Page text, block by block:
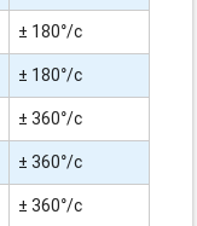
± 180°/с
± 180°/с
± 360°/с
± 360°/с
± 360°/с